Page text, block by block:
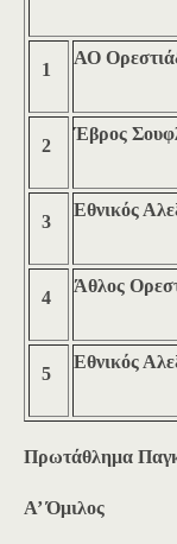
1
ΑΟ
2
Έβρος
3
Εθνικός
4
Άθλος
5
Εθνικός
Πρωτάθλημα
Α’ Όμιλος